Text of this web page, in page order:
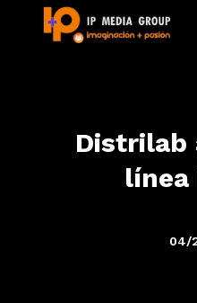
Distrilab
línea
04/